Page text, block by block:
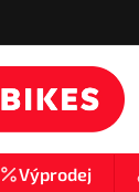
Výprodej